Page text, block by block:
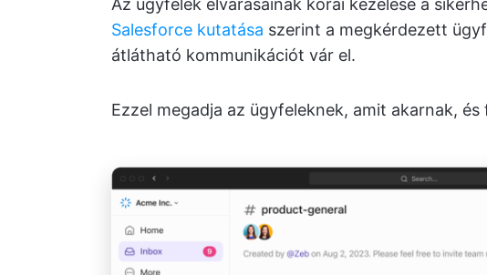
Az ügyfelek elvárásainak korai kezelése a
Salesforce kutatása szerint a megkérdezett
átlátható kommunikációt vár el.
Ezzel megadja az ügyfeleknek, amit akarnak,